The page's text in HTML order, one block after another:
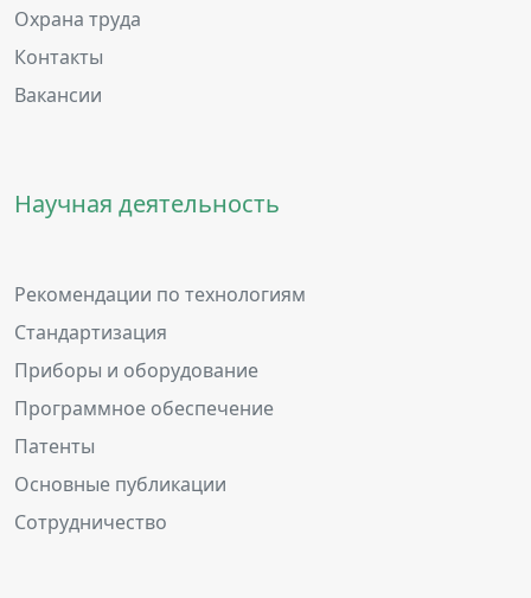
Охрана труда
Контакты
Вакансии
Научная деятельность
Рекомендации по технологиям
Стандартизация
Приборы и оборудование
Программное обеспечение
Патенты
Основные публикации
Сотрудничество